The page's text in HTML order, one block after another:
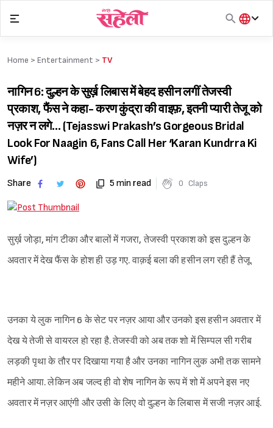
content
हिंदी
Home > Entertainment > TV
नागिन 6: दुल्हन के सुर्ख़ लिबास में बेहद हसीन लगीं तेजस्वी
प्रकाश, फैंस ने कहा- करण कुंद्रा की वाइफ़, इतनी प्यारी तेजू को
नज़र न लगे… (Tejasswi Prakash’s Gorgeous Bridal
Look For Naagin 6, Fans Call Her ‘Karan Kundrra Ki
Wife’)
Share 5 min read 0 Claps
सुर्ख़ जोड़ा, मांग टीका और बालों में गजरा, तेजस्वी प्रकाश को इस दुल्हन के
अवतार में देख फैंस के होश ही उड़ गए. वाक़ई बला की हसीन लग रही हैं तेजू.
उनका ये लुक नागिन 6 के सेट पर नज़र आया और उनको इस हसीन अवतार में
देख ये तेजी से वायरल हो रहा है. तेजस्वी को अब तक शो में सिम्पल सी गरीब
लड़की पृथा के तौर पर दिखाया गया है और उनका नागिन लुक अभी तक सामने
महीने आया. लेकिन अब जल्द ही वो शेष नागिन के रूप में शो में अपने इस नए
अवतार में नज़र आएंगी और उसी के लिए वो दुल्हन के लिबास में सजी नज़र आई.